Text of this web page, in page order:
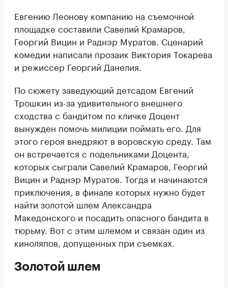
Евгению Леонову компанию на съемочной
площадке составили Савелий Крамаров,
Георгий Вицин и Раднэр Муратов. Сценарий
комедии написали прозаик Виктория Токарева
и режиссер Георгий Данелия.
По сюжету заведующий детсадом Евгений
Трошкин из-за удивительного внешнего
сходства с бандитом по кличке Доцент
вынужден помочь милиции поймать его. Для
этого героя внедряют в воровскую среду. Там
он встречается с подельниками Доцента,
которых сыграли Савелий Крамаров, Георгий
Вицин и Раднэр Муратов. Тогда и начинаются
приключения, в финале которых нужно будет
найти золотой шлем Александра
Македонского и посадить опасного бандита в
тюрьму. Вот с этим шлемом и связан один из
киноляпов, допущенных при съемках.
Золотой шлем